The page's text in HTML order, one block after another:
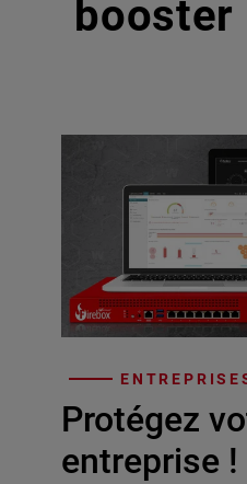
booster
Protégez
entreprise !